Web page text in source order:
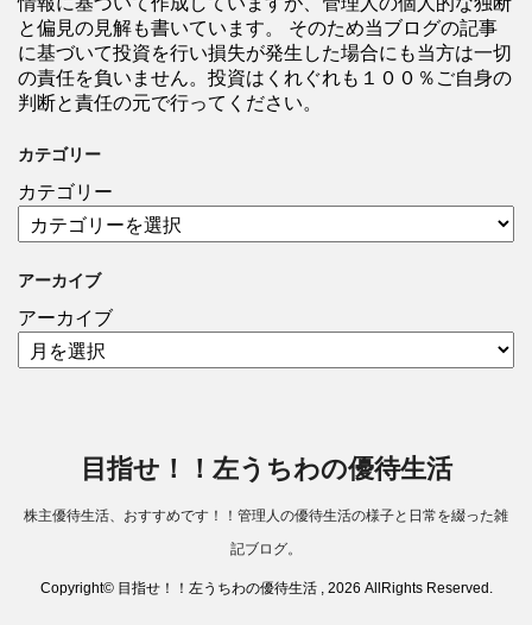
と偏見の見解も書いています。 そのため当ブログの記事
に基づいて投資を行い損失が発生した場合にも当方は一切
の責任を負いません。投資はくれぐれも１００％ご自身の
判断と責任の元で行ってください。
カテゴリー
カテゴリー
アーカイブ
アーカイブ
目指せ！！左うちわの優待生活
株主優待生活、おすすめです！！管理人の優待生活の様子と日常を綴った雑
記ブログ。
Copyright© 目指せ！！左うちわの優待生活 , 2026 AllRights Reserved.